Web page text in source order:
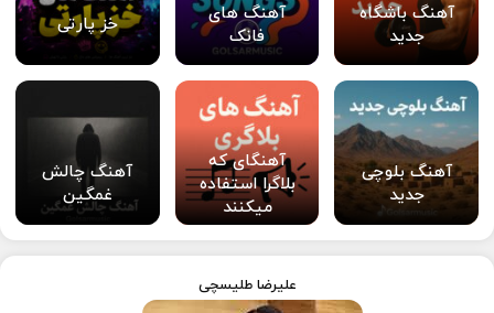
آهنگ باشگاه
جدید
آهنگ های
فانک
خز پارتی
آهنگ بلوچی
جدید
آهنگای که
بلاگرا استفاده
میکنند
آهنگ چالش
غمگین
علیرضا طلیسچی